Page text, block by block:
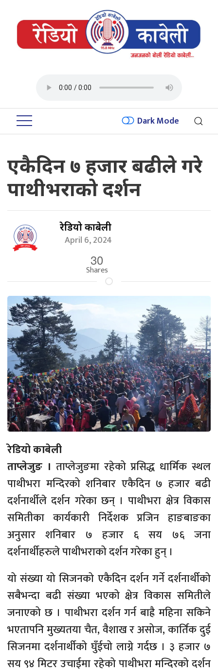
Dark Mode
एकैदिन ७ हजार बढीले गरे
पाथीभराको दर्शन
रेडियो काबेली
April 6, 2024
30
Shares
रेडियो काबेली
ताप्लेजुङ । ताप्लेजुङमा रहेको प्रसिद्ध धार्मिक स्थल
पाथीभरा मन्दिरको शनिबार एकैदिन ७ हजार बढी
दर्शनार्थीले दर्शन गरेका छन् । पाथीभरा क्षेत्र विकास
समितीका कार्यकारी निर्देशक प्रजिन हाङबाङका
अनुसार शनिबार ७ हजार ६ सय ७६ जना
दर्शनार्थीहरुले पाथीभराको दर्शन गरेका हुन् ।
यो संख्या यो सिजनको एकैदिन दर्शन गर्ने दर्शनार्थीको
सबैभन्दा बढी संख्या भएको क्षेत्र विकास समितीले
जनाएको छ । पाथीभरा दर्शन गर्न बाह्रै महिना सकिने
भएतापनि मुख्यतया चैत, वैशाख र असोज, कार्तिक दुई
सिजनमा दर्शनार्थीको घुँईचो लाग्ने गर्दछ । ३ हजार ७
सय ९४ मिटर उचाईमा रहेको पाथीभरा मन्दिरको दर्शन